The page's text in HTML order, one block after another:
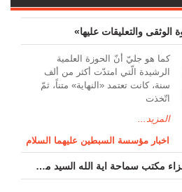
والتعلیقات علیها»
کما هو جليّ أنّ الحوزة العلمیة
الرشیدة الّتي امتدّت أكثر من ألف
سنة، كانت تعتمد «النهاية» متناً، ثمّ
اتّخذت
المزيد...
اخبار مؤسسة السبطين عليهما السلام
تقرير مصوّر - موكب عزاء مکتب سماحة اية الله السيد مرتضى الموسوي الاصفهاني في يوم إستشهاد السيدة فاطم...